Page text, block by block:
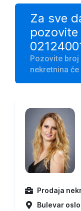
Za sve
pozovite
Pozovite broj
nekretnina
Prodaja
Bulevar